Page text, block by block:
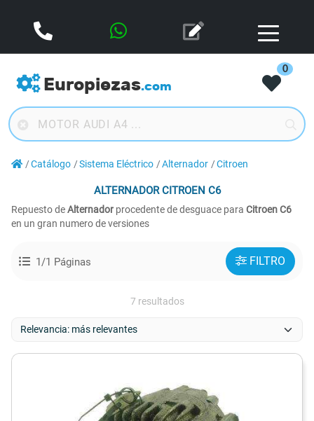
Europiezas.com
0
Catálogo Sistema Eléctrico Alternador Citroen
ALTERNADORCITROEN C6
Repuesto deAlternador procedente de desguace para Citroen C6
en un gran numero de versiones
1/1 Páginas FILTRO
7 resultados